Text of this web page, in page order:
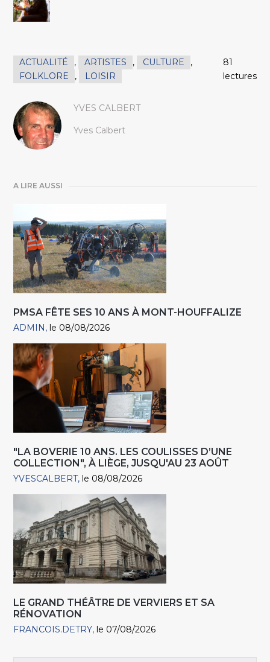
ACTUALITÉ , ARTISTES , CULTURE
,
FOLKLORE
, LOISIR
81
lectures
YVES CALBERT
Yves Calbert
A LIRE AUSSI
PMSA FÊTE SES 10 ANS À MONT-HOUFFALIZE
ADMIN le 08/08/2026
"LA BOVERIE 10 ANS. LES COULISSES D’UNE
COLLECTION", À LIÈGE, JUSQU'AU 23 AOÛT
YVESCALBERT le 08/08/2026
LE GRAND THÉÂTRE DE VERVIERS ET SA
RÉNOVATION
FRANCOIS.DETRY le 07/08/2026